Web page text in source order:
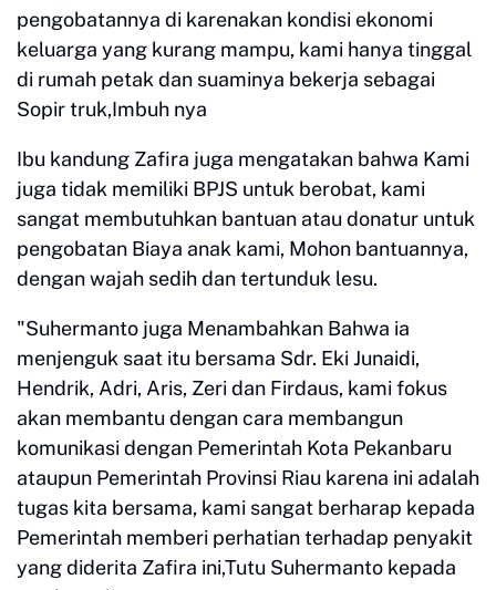
pengobatannya di karenakan kondisi ekonomi
keluarga yang kurang mampu, kami hanya tinggal
di rumah petak dan suaminya bekerja sebagai
Sopir truk,Imbuh nya
Ibu kandung Zafira juga mengatakan bahwa Kami
juga tidak memiliki BPJS untuk berobat, kami
sangat membutuhkan bantuan atau donatur untuk
pengobatan Biaya anak kami, Mohon bantuannya,
dengan wajah sedih dan tertunduk lesu.
"Suhermanto juga Menambahkan Bahwa ia
menjenguk saat itu bersama Sdr. Eki Junaidi,
Hendrik, Adri, Aris, Zeri dan Firdaus, kami fokus
akan membantu dengan cara membangun
komunikasi dengan Pemerintah Kota Pekanbaru
ataupun Pemerintah Provinsi Riau karena ini adalah
tugas kita bersama, kami sangat berharap kepada
Pemerintah memberi perhatian terhadap penyakit
yang diderita Zafira ini,Tutu Suhermanto kepada